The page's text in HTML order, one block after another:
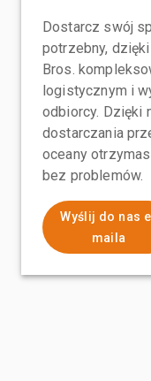
Dostarcz swój
potrzebny,
Bros.
logistycznym i
odbiorcy. Dzięki
dostarczania
oceany
bez problemów.
Wyślij do nas
maila